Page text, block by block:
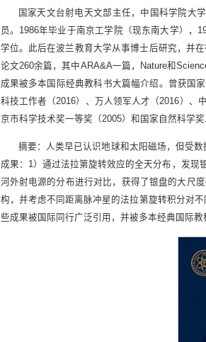
国家天文台射电天文部主任，中国科学院大
员。1986年毕业于南京工学院（现东南大学），
学位。此后在波兰教育大学从事博士后研究，并
论文260余篇，其中ARA&A一篇，Nature和
成果被多本国际经典教科书大篇幅介绍。曾获国
科技工作者（2016）、万人领军人才（2016）、
京市科学技术奖一等奖（2005）和国家自然科学奖
摘要：人类早已认识地球和太阳磁场，但受
成果：1）通过法拉第旋转效应的全天分布，发
河外射电源的分布进行对比，获得了银盘的大尺
构，并考虑不同距离脉冲星的法拉第旋转积分对
些成果被国际同行广泛引用，并被多本经典国际